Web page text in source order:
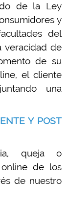
de la Ley
y
del
veracidad de
de su
el cliente
una
Y POST
queja o
de los
de nuestro